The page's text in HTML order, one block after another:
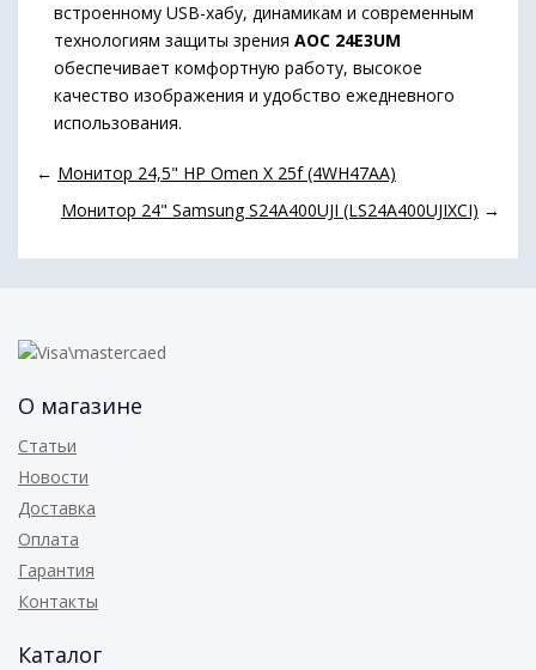
встроенному USB-хабу, динамикам и современным
технологиям защиты зрения AOC 24E3UM
обеспечивает комфортную работу, высокое
качество изображения и удобство ежедневного
использования.
← Монитор 24,5" HP Omen X 25f (4WH47AA)
Монитор 24" Samsung S24A400UJI (LS24A400UJIXCI) →
О магазине
Статьи
Новости
Доставка
Оплата
Гарантия
Контакты
Каталог